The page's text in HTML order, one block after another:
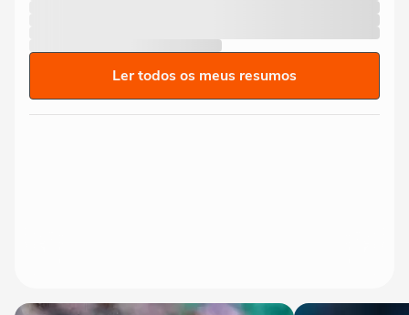
Ler todos os meus resumos